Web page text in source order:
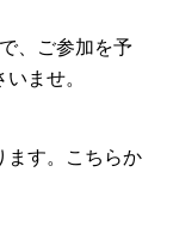
、ご参加を予
ませ。
す。 こちらか